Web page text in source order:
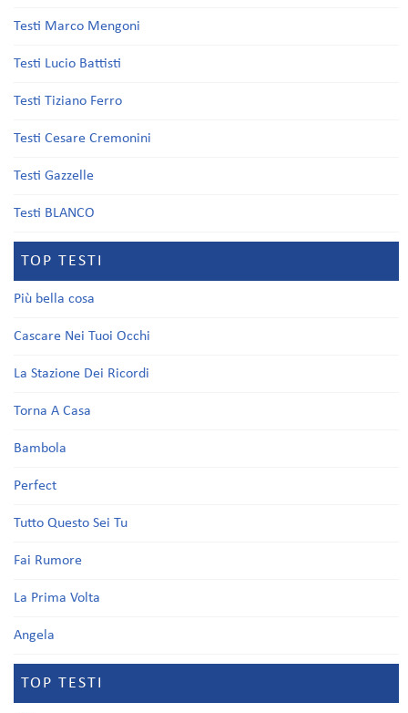
Testi Marco Mengoni
Testi Lucio Battisti
Testi Tiziano Ferro
Testi Cesare Cremonini
Testi Gazzelle
Testi BLANCO
TOP TESTI
Più bella cosa
Cascare Nei Tuoi Occhi
La Stazione Dei Ricordi
Torna A Casa
Bambola
Perfect
Tutto Questo Sei Tu
Fai Rumore
La Prima Volta
Angela
TOP TESTI